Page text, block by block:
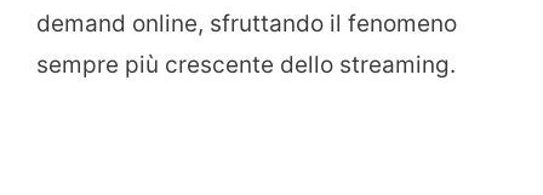
demand online, sfruttando il fenomeno
sempre più crescente dello streaming.